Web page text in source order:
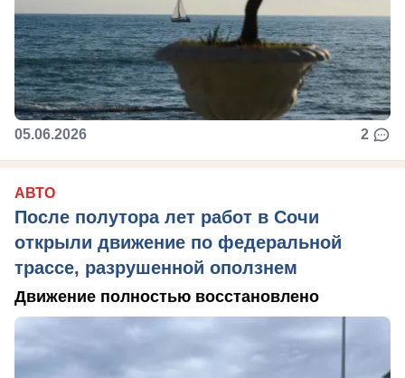
05.06.2026 2
АВТО
После полутора лет работ в Сочи
открыли движение по федеральной
трассе, разрушенной оползнем
Движение полностью восстановлено